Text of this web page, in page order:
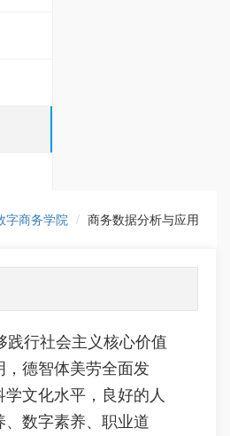
字商务学院 商务数据分析与应用
行社会主义核心价值
，德智体美劳全面发
学文化水平，良好的人
数字素养、职业道